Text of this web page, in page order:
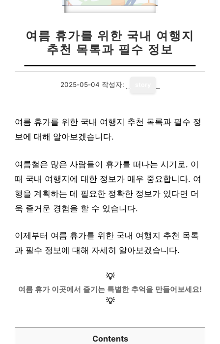
여름 휴가를 위한 국내 여행지
추천 목록과 필수 정보
2025-05-04 작성자:
여름 휴가를 위한 국내 여행지 추천 목록과 필수 정
보에 대해 알아보겠습니다.
여름철은 많은 사람들이 휴가를 떠나는 시기로, 이
때 국내 여행지에 대한 정보가 매우 중요합니다. 여
행을 계획하는 데 필요한 정확한 정보가 있다면 더
욱 즐거운 경험을 할 수 있습니다.
이제부터 여름 휴가를 위한 국내 여행지 추천 목록
과 필수 정보에 대해 자세히 알아보겠습니다.
💡
여름 휴가 이곳에서 즐기는 특별한 추억을 만들어보세요!
💡
Contents